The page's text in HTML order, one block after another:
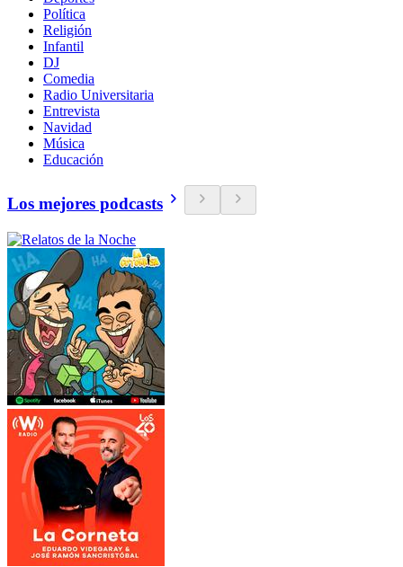
Política
Religión
Infantil
DJ
Comedia
Radio Universitaria
Entrevista
Navidad
Música
Educación
Los mejores podcasts